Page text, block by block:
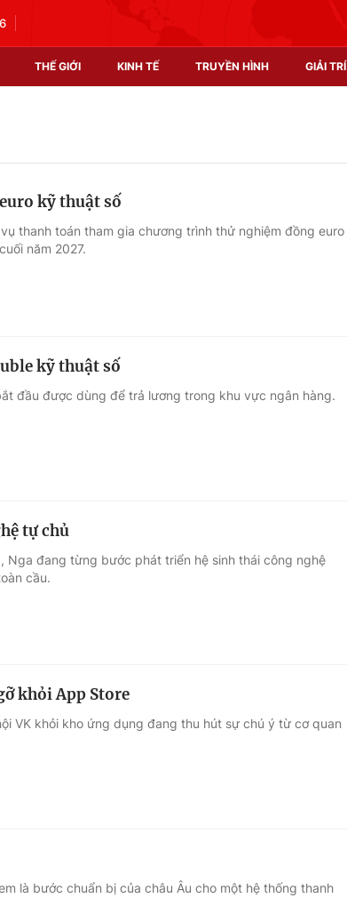
THẾ GIỚI KINH TẾ TRUYỀN HÌNH GIẢI TRÍ
cuộc sống
Học trực tuyến
kỹ thuật số
thanh toán tham gia chương trình thử nghiệm đồng euro
năm 2027.
kỹ thuật số
đầu được dùng để trả lương trong khu vực ngân hàng.
tự chủ
Nga đang từng bước phát triển hệ sinh thái công nghệ
cầu.
khỏi App Store
VK khỏi kho ứng dụng đang thu hút sự chú ý từ cơ quan
là bước chuẩn bị của châu Âu cho một hệ thống thanh